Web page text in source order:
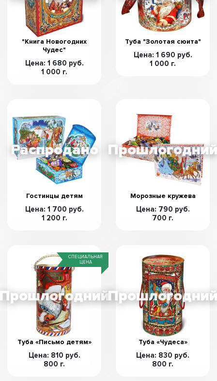
"Книга Новогодних
Чудес"
Цена: 1 680 руб.
1 000 г.
Туба "Золотая сюита"
Цена: 1 690 руб.
1 000 г.
Гостинцы детям
Цена: 1 700 руб.
1 200 г.
Морозные кружева
Цена: 790 руб.
700 г.
СПЕЦИАЛЬНАЯ
ЦЕНА
Туба «Письмо детям»
Цена: 810 руб.
800 г.
Туба «Чудеса»
Цена: 830 руб.
800 г.